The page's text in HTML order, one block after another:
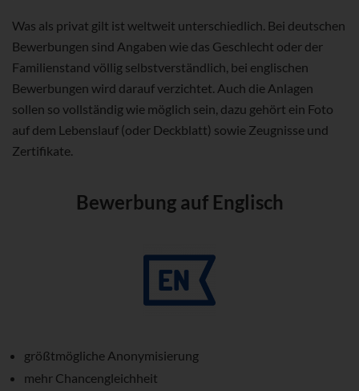
Was als privat gilt ist weltweit unterschiedlich. Bei deutschen
Bewerbungen sind Angaben wie das Geschlecht oder der
Familienstand völlig selbstverständlich, bei englischen
Bewerbungen wird darauf verzichtet. Auch die Anlagen
sollen so vollständig wie möglich sein, dazu gehört ein Foto
auf dem Lebenslauf (oder Deckblatt) sowie Zeugnisse und
Zertifikate.
Bewerbung auf Englisch
größtmögliche Anonymisierung
mehr Chancengleichheit